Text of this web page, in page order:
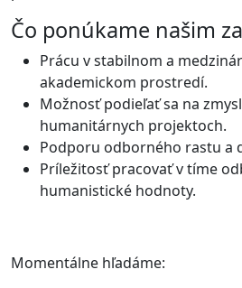
Čo ponúkame našim
Prácu v stabilnom a
akademickom prostredí.
Možnosť podieľať sa na
humanitárnych projektoch.
Podporu odborného rastu a
Príležitosť pracovať v tíme
humanistické hodnoty.
Momentálne hľadáme: